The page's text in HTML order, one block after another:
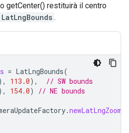
getCenter() restituirà il centro
LatLngBounds .
= LatLngBounds(
113.0),
// SW bounds
154.0)
// NE bounds
.newLatLngZoom